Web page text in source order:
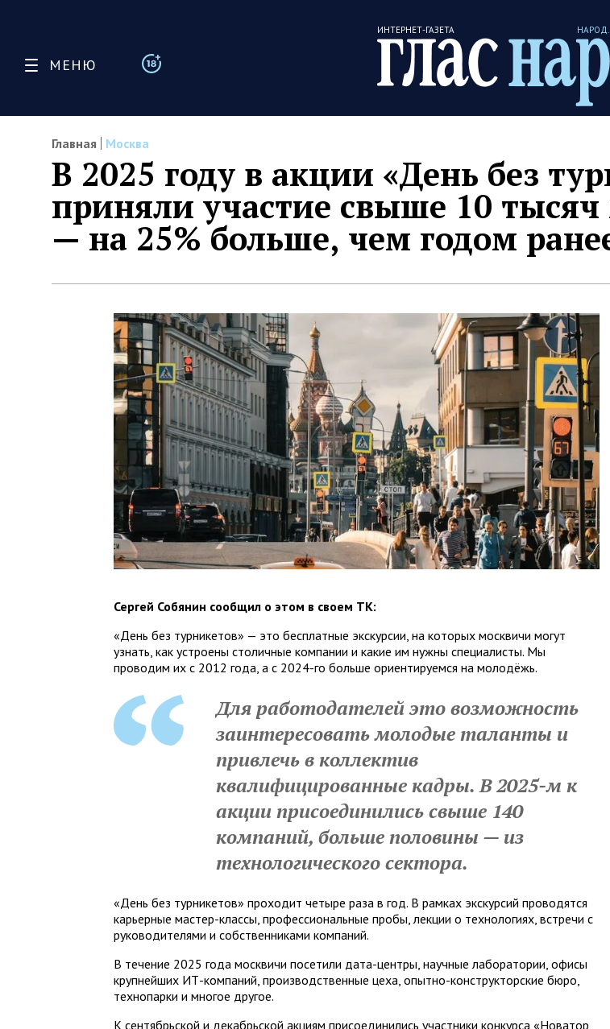
МЕНЮ
ИНТЕРНЕТ-ГАЗЕТА
Главная Москва
В 2025 году в акции «День без
приняли участие свыше 10
— на 25% больше, чем годом
Сергей Собянин сообщил о этом в своем ТК:
«День без турникетов» — это бесплатные экскурсии, на которых москвичи могут
узнать, как устроены столичные компании и какие им нужны специалисты. Мы
проводим их с 2012 года, а с 2024-го больше ориентируемся на молодёжь.
Для работодателей это возможность
заинтересовать молодые таланты и
привлечь в коллектив
квалифицированные кадры. В 2025-м к
акции присоединились свыше 140
компаний, больше половины — из
технологического сектора.
«День без турникетов» проходит четыре раза в год. В рамках экскурсий проводятся
карьерные мастер-классы, профессиональные пробы, лекции о технологиях, встречи с
руководителями и собственниками компаний.
В течение 2025 года москвичи посетили дата-центры, научные лаборатории, офисы
крупнейших ИТ-компаний, производственные цеха, опытно-конструкторские бюро,
технопарки и многое другое.
К сентябрьской и декабрьской акциям присоединились участники конкурса «Новатор